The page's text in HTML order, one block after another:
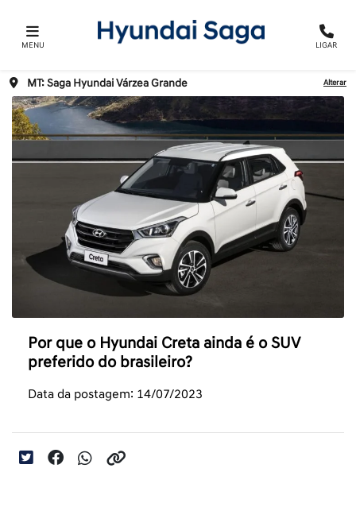
MENU LIGAR
MT: Saga Hyundai Várzea Grande Alterar
Por que o Hyundai Creta ainda é o SUV
preferido do brasileiro?
Data da postagem: 14/07/2023